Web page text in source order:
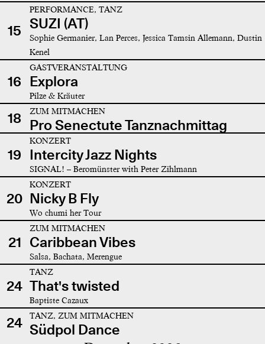
15
PERFORMANCE, TANZ
SUZI (AT)
Sophie Germanier, Lan Perces, Jessica Tamsin Allemann, Dustin
Kenel
16
GASTVERANSTALTUNG
Explora
Pilze & Kräuter
18 ZUM MITMACHEN
Pro Senectute Tanznachmittag
19
KONZERT
Intercity Jazz Nights
SIGNAL! – Beromünster with Peter Zihlmann
20
KONZERT
Nicky B Fly
Wo chumi her Tour
21
ZUM MITMACHEN
Caribbean Vibes
Salsa, Bachata, Merengue
24
TANZ
That's twisted
Baptiste Cazaux
24 TANZ, ZUM MITMACHEN
Südpol Dance